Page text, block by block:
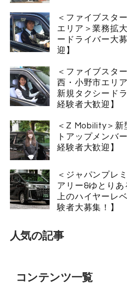
＜ファイブスタ
エリア＞業務拡
ードライバー大
迎】
＜ファイブスタ
西・小野市エリ
新規タクシード
経験者大歓迎】
＜Z Mobility＞新
トアップメンバ
経験者大歓迎】
＜ジャパンプレ
アリー&ゆとり
上のハイヤーレ
験者大募集！】
人気の記事
コンテンツ一覧